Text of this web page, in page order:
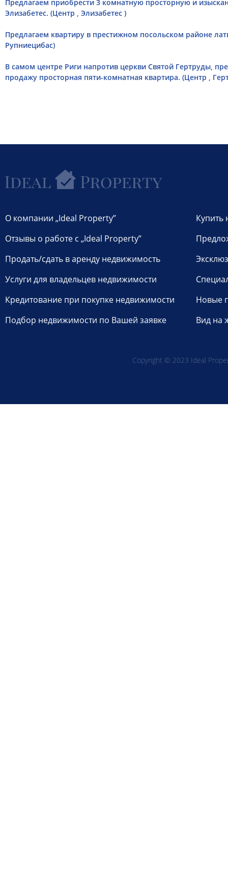
Предлагаем приобрести 3 комнатную просторную и
Элизабетес. (Центр , Элизабетес )
Предлагаем квартиру в престижном посольском районе
Рупниецибас)
В самом центре Риги напротив церкви Святой Гертруды,
продажу просторная пяти-комнатная квартирa. (Центр ,
О компании „Ideal Property”
Отзывы о работе с „Ideal Property”
Продать/сдать в аренду недвижимость
Услуги для владельцев недвижимости
Кредитование при покупке недвижимости
Подбор недвижимости по Вашей заявке
Купить
Новые
Вид на
Copyright © 2023 Ideal